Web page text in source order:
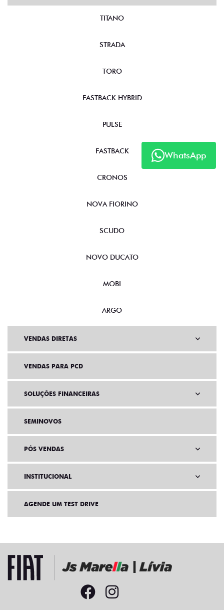
WhatsApp
TITANO
STRADA
TORO
FASTBACK HYBRID
PULSE
FASTBACK
CRONOS
NOVA FIORINO
SCUDO
NOVO DUCATO
MOBI
ARGO
VENDAS DIRETAS
VENDAS PARA PCD
SOLUÇÕES FINANCEIRAS
SEMINOVOS
PÓS VENDAS
INSTITUCIONAL
AGENDE UM TEST DRIVE